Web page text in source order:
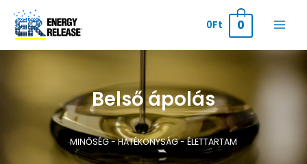
0Ft 0
Belső ápolás
MINŐSÉG - HATÉKONYSÁG - ÉLETTARTAM